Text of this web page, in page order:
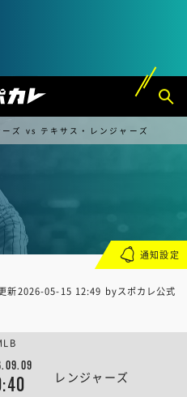
ズ vs テキサス・レンジャーズ
新2026-05-15 12:49 byスポカレ公式
レンジャーズ
通知設定